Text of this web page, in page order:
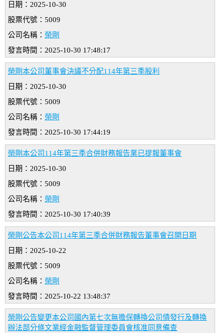
日期：2025-10-30
股票代號：5009
公司名稱： 榮剛
發言時間：2025-10-30 17:48:17
榮剛本公司董事會決議不分配114年第三季股利
日期：2025-10-30
股票代號：5009
公司名稱： 榮剛
發言時間：2025-10-30 17:44:19
榮剛本公司114年第三季合併財務報告業已提報董事會
日期：2025-10-30
股票代號：5009
公司名稱： 榮剛
發言時間：2025-10-30 17:40:39
榮剛公告本公司114年第三季合併財務報告董事會召開日期
日期：2025-10-22
股票代號：5009
公司名稱： 榮剛
發言時間：2025-10-22 13:48:37
榮剛公告變更本公司國內第七次無擔保轉換公司債發行及轉換
辦法部分條文業經金融監督管理委員會核准同意備查